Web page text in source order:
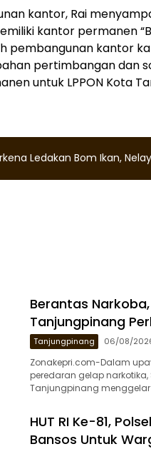
kantor, Rai
kantor permanen
pembangunan kantor
pertimbangan dan
untuk LPPON Kota
Ledakan Bom Ikan,
Berantas
Tanjungpinang
Tanjungpinang 06/08/
Zonakepri.com-Dalam
peredaran gelap narkotika,
Tanjungpinang
HUT RI Ke-81,
Bansos Untuk